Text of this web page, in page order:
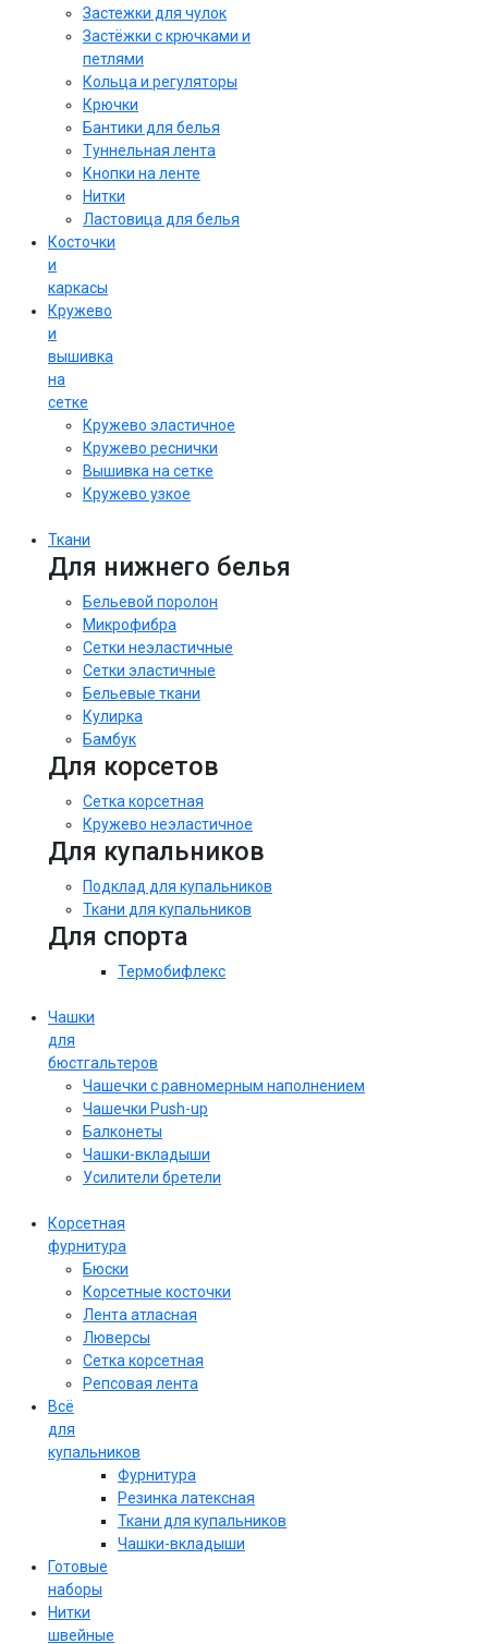
Застежки для чулок
Застёжки с крючками и
петлями
Кольца и регуляторы
Крючки
Бантики для белья
Туннельная лента
Кнопки на ленте
Нитки
Ластовица для белья
Косточки
и
каркасы
Кружево
и
вышивка
на
сетке
Кружево эластичное
Кружево реснички
Вышивка на сетке
Кружево узкое
Ткани
Для нижнего белья
Бельевой поролон
Микрофибра
Сетки неэластичные
Сетки эластичные
Бельевые ткани
Кулирка
Бамбук
Для корсетов
Сетка корсетная
Кружево неэластичное
Для купальников
Подклад для купальников
Ткани для купальников
Для спорта
Термобифлекс
Чашки
для
бюстгальтеров
Чашечки с равномерным наполнением
Чашечки Push-up
Балконеты
Чашки-вкладыши
Усилители бретели
Корсетная
фурнитура
Бюски
Корсетные косточки
Лента атласная
Люверсы
Сетка корсетная
Репсовая лента
Всё
для
купальников
Фурнитура
Резинка латексная
Ткани для купальников
Чашки-вкладыши
Готовые
наборы
Нитки
швейные